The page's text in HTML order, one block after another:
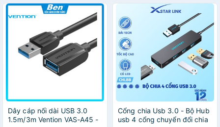
Dây cáp nối dài USB 3.0
1.5m/3m Vention VAS-A45 -
Cổng chia Usb 3.0 - Bộ Hub
usb 4 cổng chuyển đổi chia